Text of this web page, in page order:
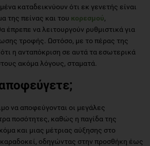
καταδεικνύουν ότι εκ γενετής είναι
της πείνας και του κορεσμού,
έπρεπε να λειτουργούν ρυθμιστικά για
τροφής. Ωστόσο, με το πέρας της
η ανταπόκριση σε αυτά τα εσωτερικά
ακόμα λόγους, σταματά.
να αποφεύγονται οι μεγάλες
ποσότητες, καθώς η παγίδα της
και μιας μέτριας αύξησης στο
οδηγώντας στην προσθήκη έως